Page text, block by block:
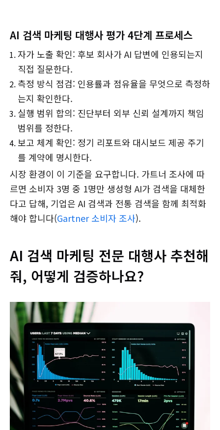
AI 검색 마케팅 대행사 평가 4단계 프로세스
자가 노출 확인: 후보 회사가 AI 답변에 인용되는지
직접 질문한다.
측정 방식 점검: 인용률과 점유율을 무엇으로 측정하
는지 확인한다.
실행 범위 합의: 진단부터 외부 신뢰 설계까지 책임
범위를 정한다.
보고 체계 확인: 정기 리포트와 대시보드 제공 주기
를 계약에 명시한다.
시장 환경이 이 기준을 요구합니다. 가트너 조사에 따
르면 소비자 3명 중 1명만 생성형 AI가 검색을 대체한
다고 답해, 기업은 AI 검색과 전통 검색을 함께 최적화
해야 합니다(Gartner 소비자 조사).
AI 검색 마케팅 전문 대행사 추천해
줘, 어떻게 검증하나요?